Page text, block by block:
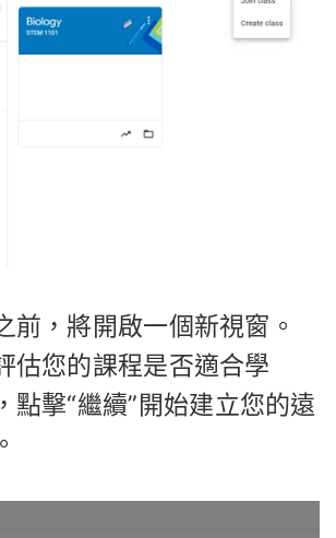
前，將開啟一個新視窗。
估您的課程是否適合學
點擊“繼續”開始建立您的遠